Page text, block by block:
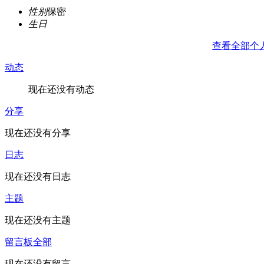
性别保密
生日
查看全部个
动态
现在还没有动态
分享
现在还没有分享
日志
现在还没有日志
主题
现在还没有主题
留言板全部